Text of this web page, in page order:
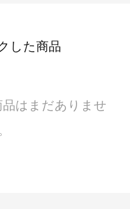
した商品
はまだありませ